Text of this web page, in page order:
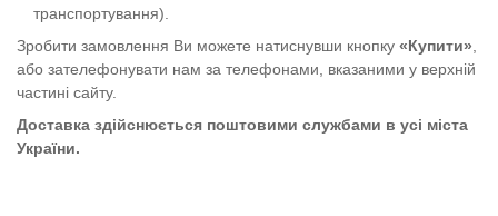
транспортування).
Зробити замовлення Ви можете натиснувши кнопку «Купити»
або зателефонувати нам за телефонами, вказаними у верхній
частині сайту.
Доставка здійснюється поштовими службами в усі міста
України.